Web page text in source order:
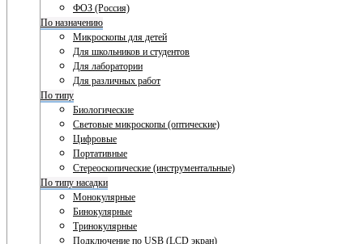
ФОЗ (Россия)
По назначению
Микроскопы для детей
Для школьников и студентов
Для лаборатории
Для различных работ
По типу
Биологические
Световые микроскопы (оптические)
Цифровые
Портативные
Стереоскопические (инструментальные)
По типу насадки
Монокулярные
Бинокулярные
Тринокулярные
Подключение по USB (LCD экран)